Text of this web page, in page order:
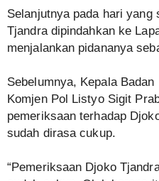
Selanjutnya pada hari
Tjandra dipindahkan ke
menjalankan pidananya
Sebelumnya, Kepala
Komjen Pol Listyo Sigit
pemeriksaan terhadap
sudah dirasa cukup.
“Pemeriksaan Djoko